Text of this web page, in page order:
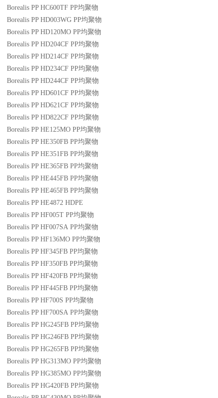
Borealis PP HC600TF PP均聚物
Borealis PP HD003WG PP均聚物
Borealis PP HD120MO PP均聚物
Borealis PP HD204CF PP均聚物
Borealis PP HD214CF PP均聚物
Borealis PP HD234CF PP均聚物
Borealis PP HD244CF PP均聚物
Borealis PP HD601CF PP均聚物
Borealis PP HD621CF PP均聚物
Borealis PP HD822CF PP均聚物
Borealis PP HE125MO PP均聚物
Borealis PP HE350FB PP均聚物
Borealis PP HE351FB PP均聚物
Borealis PP HE365FB PP均聚物
Borealis PP HE445FB PP均聚物
Borealis PP HE465FB PP均聚物
Borealis PP HE4872 HDPE
Borealis PP HF005T PP均聚物
Borealis PP HF007SA PP均聚物
Borealis PP HF136MO PP均聚物
Borealis PP HF345FB PP均聚物
Borealis PP HF350FB PP均聚物
Borealis PP HF420FB PP均聚物
Borealis PP HF445FB PP均聚物
Borealis PP HF700S PP均聚物
Borealis PP HF700SA PP均聚物
Borealis PP HG245FB PP均聚物
Borealis PP HG246FB PP均聚物
Borealis PP HG265FB PP均聚物
Borealis PP HG313MO PP均聚物
Borealis PP HG385MO PP均聚物
Borealis PP HG420FB PP均聚物